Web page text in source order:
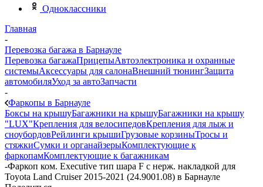
Одноклассники
Главная
-
Перевозка багажа в Барнауле
Перевозка багажаПрицепыАвтоэлектроника и охранные
системыАксессуары для салонаВнешний тюнингЗащита
автомобиляУход за автоЗапчасти
-
Фаркопы в Барнауле
Боксы на крышуБагажники на крышуБагажники на крышу
"LUX"Крепления для велосипедовКрепления для лыж и
сноубордовРейлинги крышиГрузовые корзиныТросы и
стяжкиСумки и органайзерыКомплектующие к
фаркопамКомплектующие к багажникам
-Фаркоп ком. Executive тип шара F с нерж. накладкой для
Toyota Land Cruiser 2015-2021 (24.9001.08) в Барнауле